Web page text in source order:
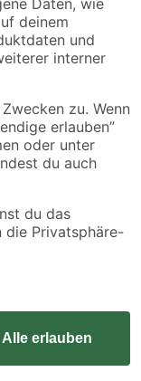
erfordern schwere
Qualität von toom.
Werkstück ein, um
Der
im Außenbereich